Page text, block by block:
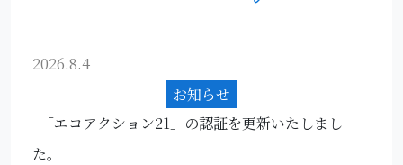
2026.8.4
お知らせ
「エコアクション21」の認証を更新いたしまし
た。